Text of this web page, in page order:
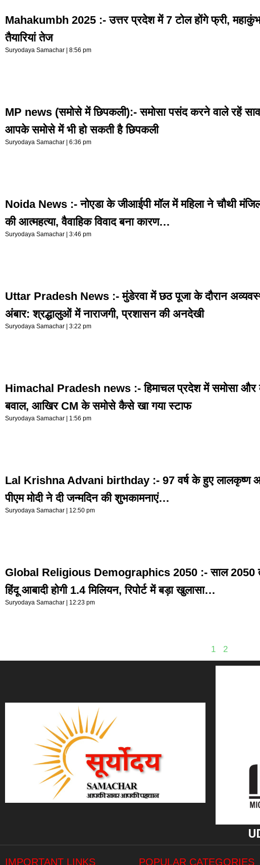
Mahakumbh 2025 :- उत्तर प्रदेश में 7 टोल होंगे फ्री,
तैयारियां तेज
Suryodaya Samachar 8:56 pm
MP news (समोसे में छिपकली):- समोसा पसंद करने वाले रहें
आपके समोसे में भी हो सकती है छिपकली
Suryodaya Samachar 6:36 pm
Noida News :- नोएडा के जीआईपी मॉल में महिला ने चौथी
की आत्महत्या, वैवाहिक विवाद बना कारण…
Suryodaya Samachar 3:46 pm
Uttar Pradesh News :- मुंडेरवा में छठ पूजा के दौरान
अंबार: श्रद्धालुओं में नाराजगी, प्रशासन की अनदेखी
Suryodaya Samachar 3:22 pm
Himachal Pradesh news :- हिमाचल प्रदेश में समोसा
बवाल, आखिर CM के समोसे कैसे खा गया स्टाफ
Suryodaya Samachar 1:56 pm
Lal Krishna Advani birthday :- 97 वर्ष के हुए लालकृष्ण
पीएम मोदी ने दी जन्मदिन की शुभकामनाएं…
Suryodaya Samachar 12:50 pm
Global Religious Demographics 2050 :- साल 2050
हिंदू आबादी होगी 1.4 मिलियन, रिपोर्ट में बड़ा खुलासा…
Suryodaya Samachar 12:23 pm
1 2
IMPORTANT LINKS POPULAR CATEGORIES